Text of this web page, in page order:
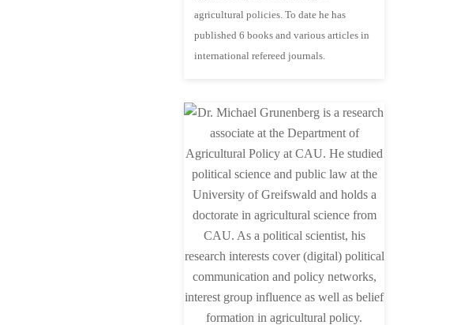
agricultural policies. To date he has
published 6 books and various articles in
international refereed journals.